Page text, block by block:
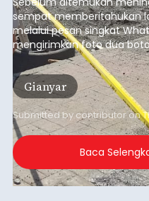
sempat memberitahukan
melalui pesan singkat
mengirimkan foto dua
istrinya.
Gianyar
Submitted by contributoron
Baca